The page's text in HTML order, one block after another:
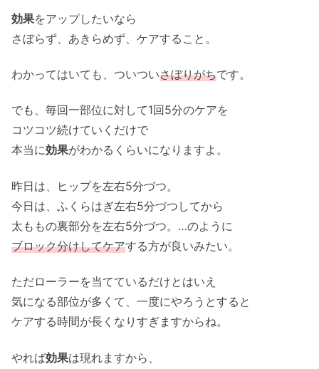
効果をアップしたいなら
さぼらず、あきらめず、ケアすること。
わかってはいても、ついついさぼりがちです。
でも、毎回一部位に対して1回5分のケアを
コツコツ続けていくだけで
本当に効果がわかるくらいになりますよ。
昨日は、ヒップを左右5分づつ。
今日は、ふくらはぎ左右5分づつしてから
太ももの裏部分を左右5分づつ。…のように
ブロック分けしてケアする方が良いみたい。
ただローラーを当てているだけとはいえ
気になる部位が多くて、一度にやろうとすると
ケアする時間が長くなりすぎますからね。
やれば効果は現れますから、